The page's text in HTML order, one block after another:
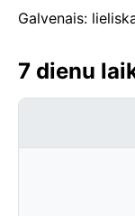
Galvenais:
7 dienu